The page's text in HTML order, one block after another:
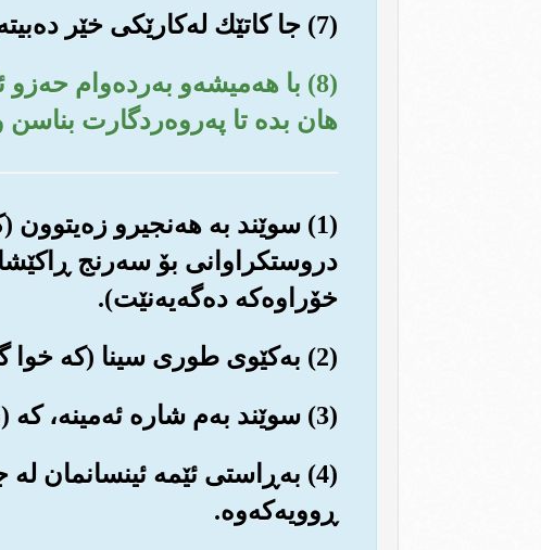
(7) جا کاتێك له‌کارێکی خێر ده‌بیته‌وه‌، خۆت ماندوو بکه به‌کارێکی خێری تره‌وه‌.
(8) با هه‌میشه‌و به‌رده‌وام
هان بده تا په‌روه‌ردگارت
(1) سوێند به هه‌نجیرو
دروستکراوانی بۆ سه‌رنج
خۆراوه‌که ده‌گه‌یه‌نێت).
(2) به‌کێوی طوری سینا (که خوا گفتوگۆی له‌گه‌ڵ حه‌زره‌تی موسا، له‌وێدا کرد).
(3) سوێند به‌م شاره ئه‌مینه‌، که (مه‌ککه‌) یه‌.
(4) به‌ڕاستی ئێمه ئینسانمان
ڕوویه‌که‌وه‌.